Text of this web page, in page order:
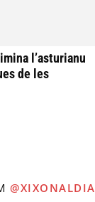
l’asturianu
de les
@XIXONALDIA